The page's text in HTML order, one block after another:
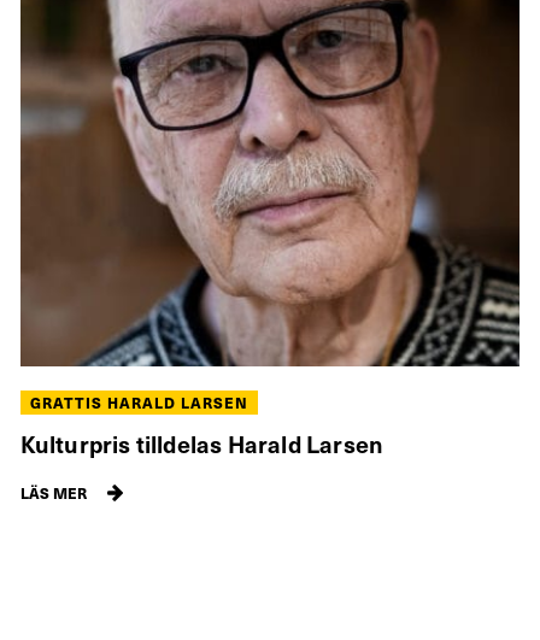
GRATTIS HARALD LARSEN
Kulturpris tilldelas Harald Larsen
LÄS MER